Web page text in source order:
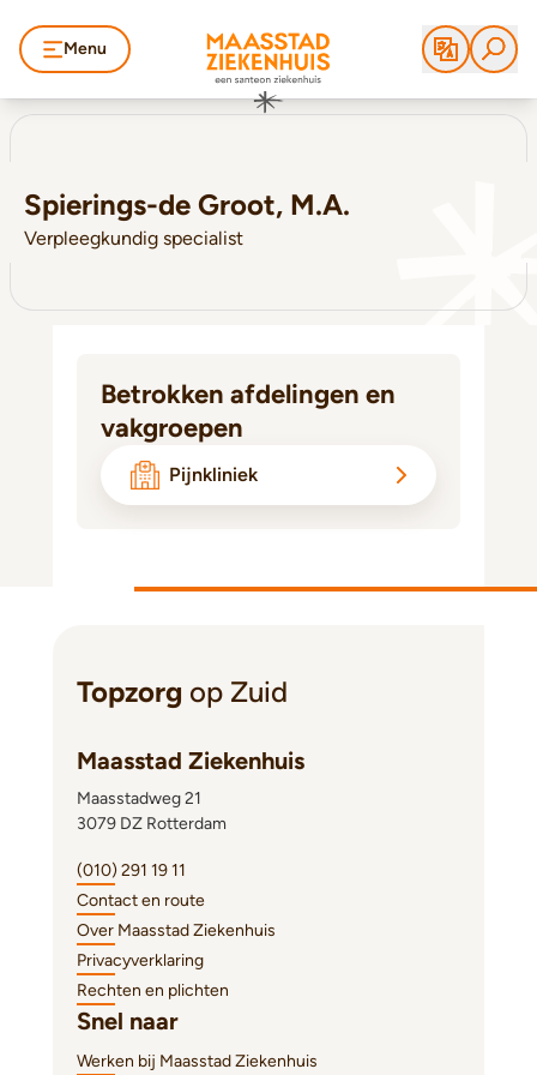
Menu
Spierings-de Groot, M.A.
Verpleegkundig specialist
Betrokken afdelingen en
vakgroepen
Pijnkliniek
Topzorg op Zuid
Maasstad Ziekenhuis
Maasstadweg 21
3079 DZ Rotterdam
(010) 291 19 11
Contact en route
Over Maasstad Ziekenhuis
Privacyverklaring
Rechten en plichten
Snel naar
Werken bij Maasstad Ziekenhuis